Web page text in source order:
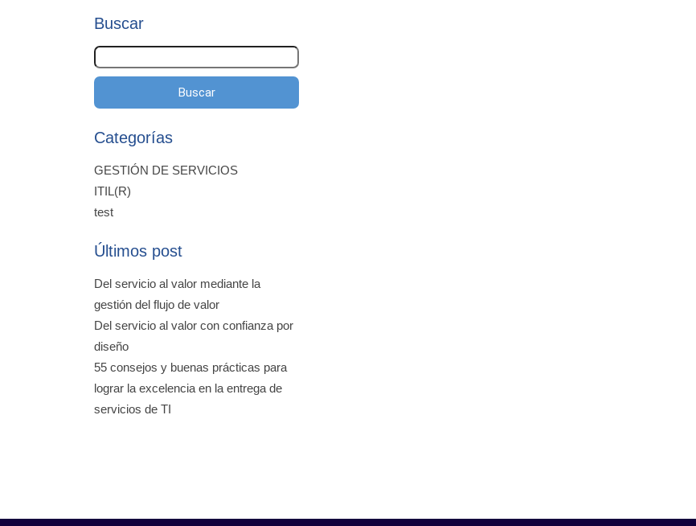
Buscar
Buscar
Categorías
GESTIÓN DE SERVICIOS
ITIL(R)
test
Últimos post
Del servicio al valor mediante la
gestión del flujo de valor
Del servicio al valor con confianza por
diseño
55 consejos y buenas prácticas para
lograr la excelencia en la entrega de
servicios de TI